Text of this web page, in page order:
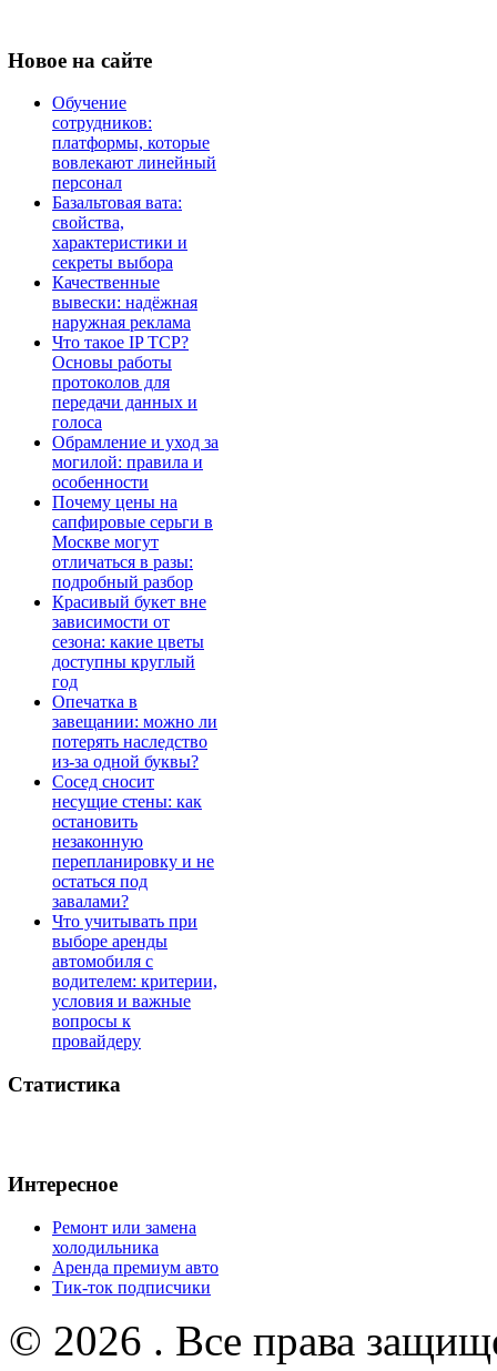
Новое на сайте
Обучение
сотрудников:
платформы, которые
вовлекают линейный
персонал
Базальтовая вата:
свойства,
характеристики и
секреты выбора
Качественные
вывески: надёжная
наружная реклама
Что такое IP TCP?
Основы работы
протоколов для
передачи данных и
голоса
Обрамление и уход за
могилой: правила и
особенности
Почему цены на
сапфировые серьги в
Москве могут
отличаться в разы:
подробный разбор
Красивый букет вне
зависимости от
сезона: какие цветы
доступны круглый
год
Опечатка в
завещании: можно ли
потерять наследство
из-за одной буквы?
Сосед сносит
несущие стены: как
остановить
незаконную
перепланировку и не
остаться под
завалами?
Что учитывать при
выборе аренды
автомобиля с
водителем: критерии,
условия и важные
вопросы к
провайдеру
Статистика
Интересное
Ремонт или замена
холодильника
Аренда премиум авто
Тик-ток подписчики
© 2026 . Все права